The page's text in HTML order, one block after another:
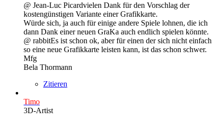
@ Jean-Luc Picardvielen Dank für den Vorschlag der
kostengünstigen Variante einer Grafikkarte.
Würde sich, ja auch für einige andere Spiele lohnen, die ich
dann Dank einer neuen GraKa auch endlich spielen könnte.
@ rabbitEs ist schon ok, aber für einen der sich nicht einfach
so eine neue Grafikkarte leisten kann, ist das schon schwer.
Mfg
Bela Thormann
Zitieren
Timo
3D-Artist